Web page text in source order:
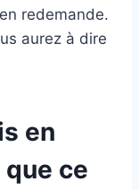
redemande.
aurez à dire
en
ce